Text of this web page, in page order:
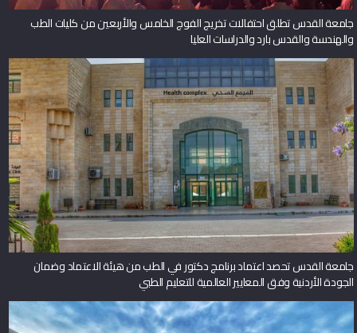
جامعة القدس تطلق احتفالات تخريج الفوج الخامس والأربعين من كليات الطب
والهندسة والقدس بارد والدراسات العليا
جامعة القدس تحصد اعتماد برنامج دكتور في الطب من هيئة الاعتماد وضمان
الجودة الأردنية وفق المعايير العالمية للتعليم الطبي